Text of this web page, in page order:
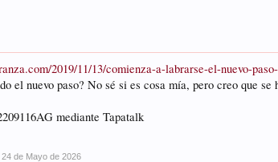
2019/11/13/comienza-a-labrarse-el-nuevo-
el nuevo paso? No sé si es cosa mía, pero creo que se
mediante Tapatalk
24 de Mayo de 2026